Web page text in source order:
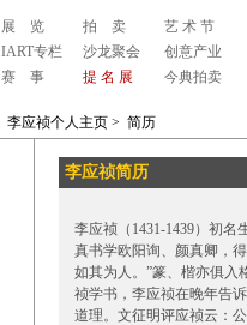
展 览
IART专栏
赛 事
拍 卖
沙龙聚会
提 名 展
艺 术 节
创意产业
今典拍卖
李应祯个人主页 > 简历
李应祯简历
李应祯（1431-1439）初
真书学欧阳询、颜真卿，
如其为人。”篆、楷亦俱入
祯学书，李应祯在晚年告
道理。文征明评应祯云：